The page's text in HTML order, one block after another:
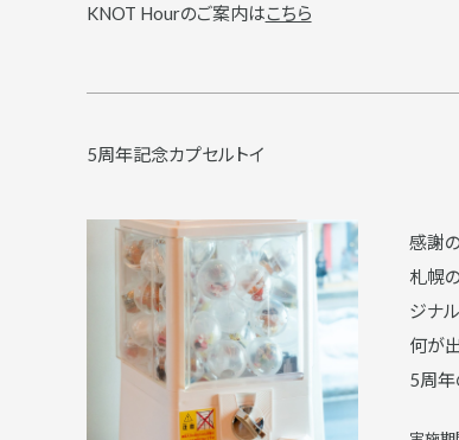
KNOT Hourのご案内はこちら
5周年記念カプセルトイ
感
札幌
ジナ
何が
5周年